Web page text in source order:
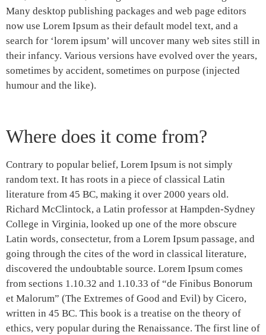
Many desktop publishing packages and web page editors
now use Lorem Ipsum as their default model text, and a
search for ‘lorem ipsum’ will uncover many web sites still in
their infancy. Various versions have evolved over the years,
sometimes by accident, sometimes on purpose (injected
humour and the like).
Where does it come from?
Contrary to popular belief, Lorem Ipsum is not simply
random text. It has roots in a piece of classical Latin
literature from 45 BC, making it over 2000 years old.
Richard McClintock, a Latin professor at Hampden-Sydney
College in Virginia, looked up one of the more obscure
Latin words, consectetur, from a Lorem Ipsum passage, and
going through the cites of the word in classical literature,
discovered the undoubtable source. Lorem Ipsum comes
from sections 1.10.32 and 1.10.33 of “de Finibus Bonorum
et Malorum” (The Extremes of Good and Evil) by Cicero,
written in 45 BC. This book is a treatise on the theory of
ethics, very popular during the Renaissance. The first line of